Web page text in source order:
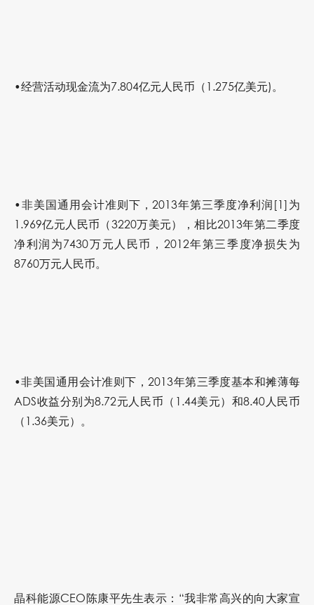
•经营活动现金流为7.804亿元人民币（1.275亿美元)。
•非美国通用会计准则下，2013年第三季度净利润[1]为
1.969亿元人民币（3220万美元），相比2013年第二季度
净利润为7430万元人民币，2012年第三季度净损失为
8760万元人民币。
•非美国通用会计准则下，2013年第三季度基本和摊薄每
ADS收益分别为8.72元人民币（1.44美元）和8.40人民币
（1.36美元）。
晶科能源CEO陈康平先生表示：“我非常高兴的向大家宣